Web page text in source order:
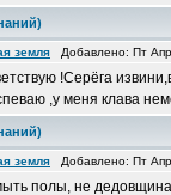
земля Добавлено: Пт
!Серёга
,у меня клава
земля Добавлено: Пт
полы, не